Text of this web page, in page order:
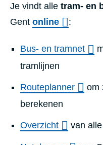
Je vindt alle tram- en
Gent online :
Bus- en tramnet
tramlijnen
Routeplanner
om
berekenen
Overzicht van